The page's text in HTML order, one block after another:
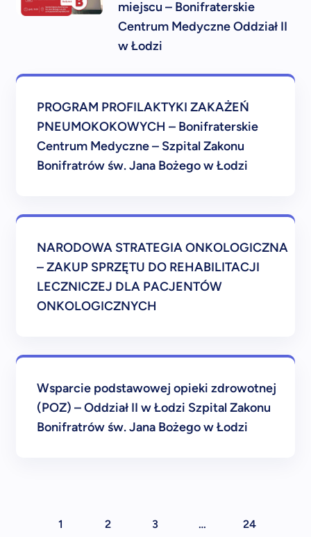
miejscu – Bonifraterskie
Centrum Medyczne Oddział II
w Łodzi
PROGRAM PROFILAKTYKI ZAKAŻEŃ
PNEUMOKOKOWYCH – Bonifraterskie
Centrum Medyczne – Szpital Zakonu
Bonifratrów św. Jana Bożego w Łodzi
NARODOWA STRATEGIA ONKOLOGICZNA
– ZAKUP SPRZĘTU DO REHABILITACJI
LECZNICZEJ DLA PACJENTÓW
ONKOLOGICZNYCH
Wsparcie podstawowej opieki zdrowotnej
(POZ) – Oddział II w Łodzi Szpital Zakonu
Bonifratrów św. Jana Bożego w Łodzi
1 2 3 … 24